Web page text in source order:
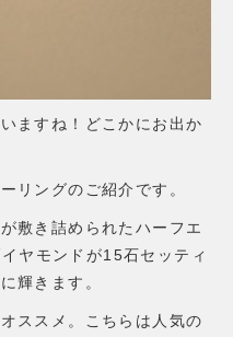
ますね！どこかにお出か
リングのご紹介です。
敷き詰められたハーフエ
ヤモンドが15石セッティ
輝きます。
ススメ。こちらは人気の